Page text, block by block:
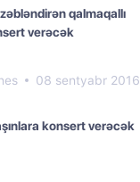
qalmaqallı
verəcək
08 sentyabr 2016
konsert verəcək